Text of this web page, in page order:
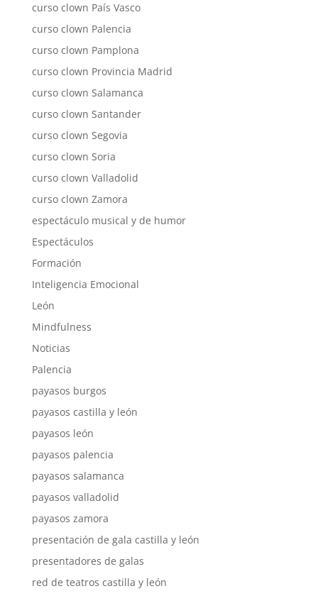
curso clown País Vasco
curso clown Palencia
curso clown Pamplona
curso clown Provincia Madrid
curso clown Salamanca
curso clown Santander
curso clown Segovia
curso clown Soria
curso clown Valladolid
curso clown Zamora
espectáculo musical y de humor
Espectáculos
Formación
Inteligencia Emocional
León
Mindfulness
Noticias
Palencia
payasos burgos
payasos castilla y león
payasos león
payasos palencia
payasos salamanca
payasos valladolid
payasos zamora
presentación de gala castilla y león
presentadores de galas
red de teatros castilla y león